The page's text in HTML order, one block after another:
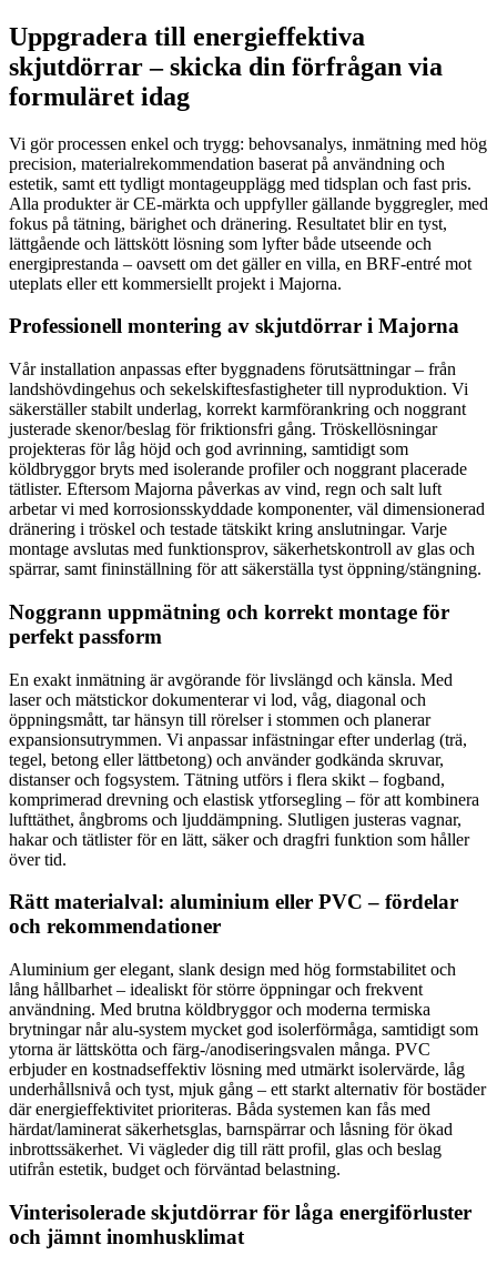
Uppgradera till energieffektiva
skjutdörrar – skicka din förfrågan via
formuläret idag
Vi gör processen enkel och trygg: behovsanalys, inmätning med hög
precision, materialrekommendation baserat på användning och
estetik, samt ett tydligt montageupplägg med tidsplan och fast pris.
Alla produkter är CE-märkta och uppfyller gällande byggregler, med
fokus på tätning, bärighet och dränering. Resultatet blir en tyst,
lättgående och lättskött lösning som lyfter både utseende och
energiprestanda – oavsett om det gäller en villa, en BRF-entré mot
uteplats eller ett kommersiellt projekt i Majorna.
Professionell montering av skjutdörrar i Majorna
Vår installation anpassas efter byggnadens förutsättningar – från
landshövdingehus och sekelskiftesfastigheter till nyproduktion. Vi
säkerställer stabilt underlag, korrekt karmförankring och noggrant
justerade skenor/beslag för friktionsfri gång. Tröskellösningar
projekteras för låg höjd och god avrinning, samtidigt som
köldbryggor bryts med isolerande profiler och noggrant placerade
tätlister. Eftersom Majorna påverkas av vind, regn och salt luft
arbetar vi med korrosionsskyddade komponenter, väl dimensionerad
dränering i tröskel och testade tätskikt kring anslutningar. Varje
montage avslutas med funktionsprov, säkerhetskontroll av glas och
spärrar, samt fininställning för att säkerställa tyst öppning/stängning.
Noggrann uppmätning och korrekt montage för
perfekt passform
En exakt inmätning är avgörande för livslängd och känsla. Med
laser och mätstickor dokumenterar vi lod, våg, diagonal och
öppningsmått, tar hänsyn till rörelser i stommen och planerar
expansionsutrymmen. Vi anpassar infästningar efter underlag (trä,
tegel, betong eller lättbetong) och använder godkända skruvar,
distanser och fogsystem. Tätning utförs i flera skikt – fogband,
komprimerad drevning och elastisk ytforsegling – för att kombinera
lufttäthet, ångbroms och ljuddämpning. Slutligen justeras vagnar,
hakar och tätlister för en lätt, säker och dragfri funktion som håller
över tid.
Rätt materialval: aluminium eller PVC – fördelar
och rekommendationer
Aluminium ger elegant, slank design med hög formstabilitet och
lång hållbarhet – idealiskt för större öppningar och frekvent
användning. Med brutna köldbryggor och moderna termiska
brytningar når alu-system mycket god isolerförmåga, samtidigt som
ytorna är lättskötta och färg-/anodiseringsvalen många. PVC
erbjuder en kostnadseffektiv lösning med utmärkt isolervärde, låg
underhållsnivå och tyst, mjuk gång – ett starkt alternativ för bostäder
där energieffektivitet prioriteras. Båda systemen kan fås med
härdat/laminerat säkerhetsglas, barnspärrar och låsning för ökad
inbrottssäkerhet. Vi vägleder dig till rätt profil, glas och beslag
utifrån estetik, budget och förväntad belastning.
Vinterisolerade skjutdörrar för låga energiförluster
och jämnt inomhusklimat